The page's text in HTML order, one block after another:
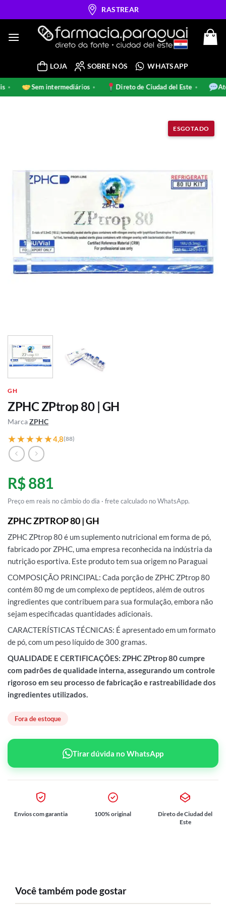
to
RASTREAR
LOJA SOBRE NÓS WHATSAPP
Sem intermediários Direto de Ciudad del Este
GH
ZPHC ZPtrop 80 | GH
MarcaZPHC
★★★★★
★★★★★4,8(88)
R$ 881
Preço em reais no câmbio do dia · frete calculado no WhatsApp.
ZPHC ZPTROP 80 | GH
ZPHC ZPtrop 80 é um suplemento nutricional em forma de pó,
fabricado por ZPHC, uma empresa reconhecida na indústria da
nutrição esportiva. Este produto tem sua origem no Paraguai
COMPOSIÇÃO PRINCIPAL: Cada porção de ZPHC ZPtrop 80
contém 80 mg de um complexo de peptídeos, além de outros
ingredientes que contribuem para sua formulação, embora não
sejam especificadas quantidades adicionais.
CARACTERÍSTICAS TÉCNICAS: É apresentado em um formato
de pó, com um peso líquido de 300 gramas.
QUALIDADE E CERTIFICAÇÕES: ZPHC ZPtrop 80 cumpre
com padrões de qualidade interna, assegurando um controle
rigoroso em seu processo de fabricação e rastreabilidade dos
ingredientes utilizados.
Fora de estoque
Tirar dúvida no WhatsApp
Envios com garantia 100% original
Direto de Ciudad del
Este
Você também pode gostar